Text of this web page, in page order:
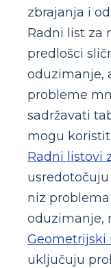
zbrajanja i
Radni list za
predlošci
oduzimanje,
probleme
sadržavati
mogu
Radni listovi
niz
oduzimanje,
Geometrijski
uključuju